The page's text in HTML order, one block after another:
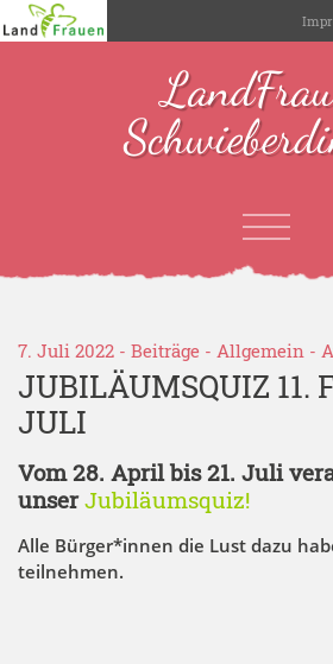
7. Juli 2022 - Beiträge - Allgemein -
JUBILÄUMSQUIZ 11.
JULI
Vom 28. April bis 21. Juli
unserJubiläumsquiz!
Alle Bürger*innen die Lust dazu
teilnehmen.